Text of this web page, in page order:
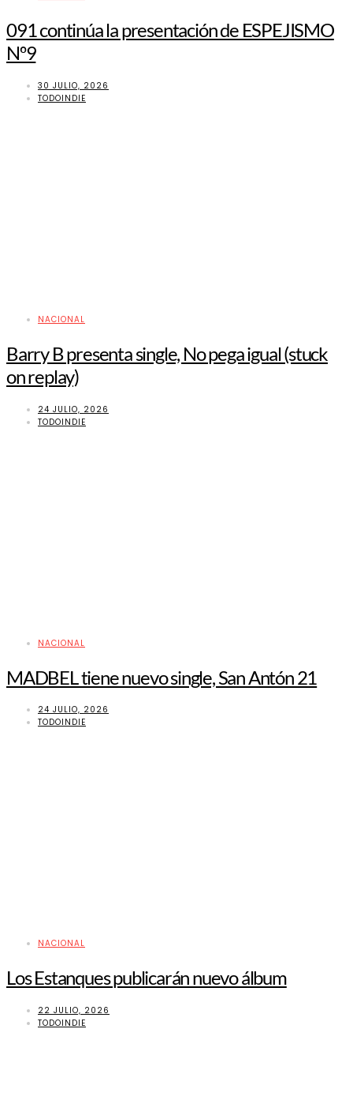
091 continúa la presentación de ESPEJISMO
Nº9
30 JULIO, 2026
TODOINDIE
NACIONAL
Barry B presenta single, No pega igual (stuck
on replay)
24 JULIO, 2026
TODOINDIE
NACIONAL
MADBEL tiene nuevo single, San Antón 21
24 JULIO, 2026
TODOINDIE
NACIONAL
Los Estanques publicarán nuevo álbum
22 JULIO, 2026
TODOINDIE